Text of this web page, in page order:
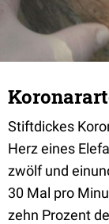
Stiftdickes
Herz eines
zwölf und
30 Mal pro
zehn Prozent